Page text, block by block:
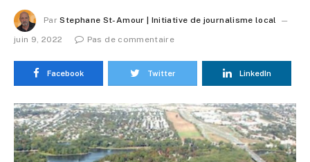
Par Stephane St-Amour | Initiative de journalisme local
juin 9, 2022
Pas de commentaire
Facebook Twitter LinkedIn